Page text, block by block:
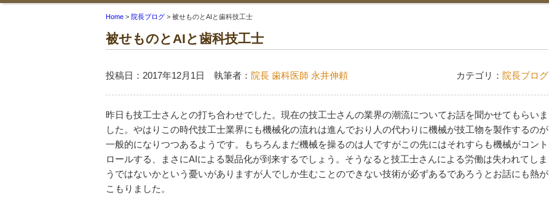
Home > 院長ブログ > 被せものとAIと歯科技工士
被せものとAIと歯科技工士
投稿日：2017年12月1日 執筆者： 院長 歯科医師 永井伸頼 カテゴリ： 院長ブログ
昨日も技工士さんとの打ち合わせでした。現在の技工士さんの業界の潮流についてお話を聞かせてもらいま
した。やはりこの時代技工士業界にも機械化の流れは進んでおり人の代わりに機械が技工物を製作するのが
一般的になりつつあるようです。もちろんまだ機械を操るのは人ですがこの先にはそれすらも機械がコント
ロールする、まさにAIによる製品化が到来するでしょう。そうなると技工士さんによる労働は失われてしま
うではないかという憂いがありますが人でしか生むことのできない技術が必ずあるであろうとお話にも熱が
こもりました。